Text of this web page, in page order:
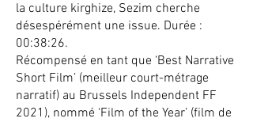
la culture kirghize, Sezim cherche
désespérément une issue. Durée :
00:38:26.
Récompensé en tant que ‘Best Narrative
Short Film’ (meilleur court-métrage
narratif) au Brussels Independent FF
2021), nommé ‘Film of the Year’ (film de